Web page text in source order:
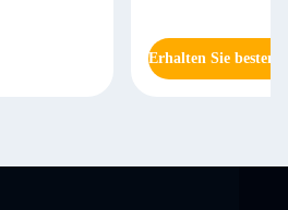
Erhalten Sie besten